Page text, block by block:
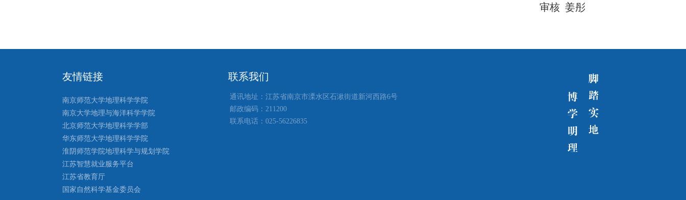
审核 姜彤
友情链接
南京师范大学地理科学学院
南京大学地理与海洋科学学院
北京师范大学地理科学学部
华东师范大学地理科学学院
淮阴师范学院地理科学与规划学院
江苏智慧就业服务平台
江苏省教育厅
国家自然科学基金委员会
联系我们
通讯地址：江苏省南京市溧水区石湫街道新河西路6号
邮政编码：211200
联系电话：025-56226835